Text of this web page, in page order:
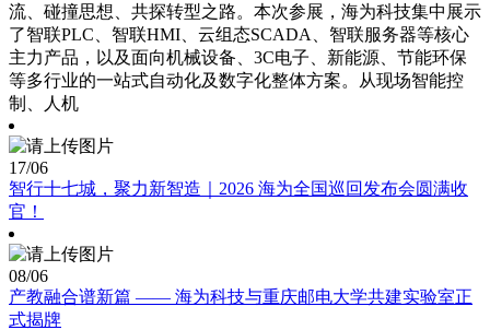
流、碰撞思想、共探转型之路。本次参展，海为科技集中展示
了智联PLC、智联HMI、云组态SCADA、智联服务器等核心
主力产品，以及面向机械设备、3C电子、新能源、节能环保
等多行业的一站式自动化及数字化整体方案。从现场智能控
制、人机
17/06
智行十七城，聚力新智造｜2026 海为全国巡回发布会圆满收
官！
08/06
产教融合谱新篇 —— 海为科技与重庆邮电大学共建实验室正
式揭牌